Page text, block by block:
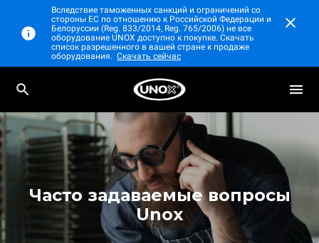
Вследствие таможенных санкций и ограничений со
стороны ЕС по отношению к Российской Федерации и
Белоруссии (Reg. 833/2014, Reg. 765/2006) не все
оборудование UNOX доступно к покупке. Скачать
список разрешенного в вашей стране к продаже
оборудования. Скачать сейчас
Часто задаваемые вопросы
Unox